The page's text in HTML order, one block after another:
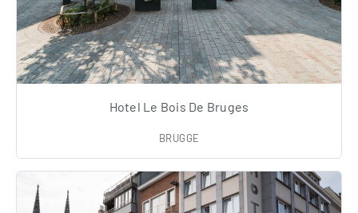
Hotel Le Bois De Bruges
BRUGGE